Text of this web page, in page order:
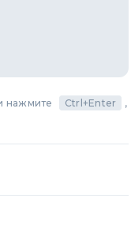
нажмите Ctrl+Enter
,